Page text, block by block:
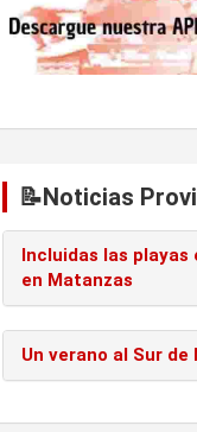
📝Noticias
Incluidas las playas
en Matanzas
Un verano al Sur de